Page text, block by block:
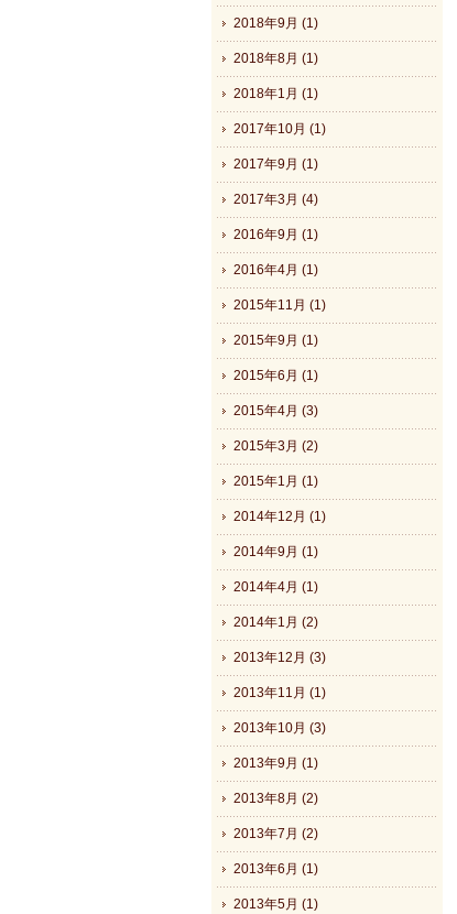
2018年9月 (1)
2018年8月 (1)
2018年1月 (1)
2017年10月 (1)
2017年9月 (1)
2017年3月 (4)
2016年9月 (1)
2016年4月 (1)
2015年11月 (1)
2015年9月 (1)
2015年6月 (1)
2015年4月 (3)
2015年3月 (2)
2015年1月 (1)
2014年12月 (1)
2014年9月 (1)
2014年4月 (1)
2014年1月 (2)
2013年12月 (3)
2013年11月 (1)
2013年10月 (3)
2013年9月 (1)
2013年8月 (2)
2013年7月 (2)
2013年6月 (1)
2013年5月 (1)